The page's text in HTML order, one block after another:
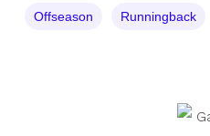
Offseason Runningback